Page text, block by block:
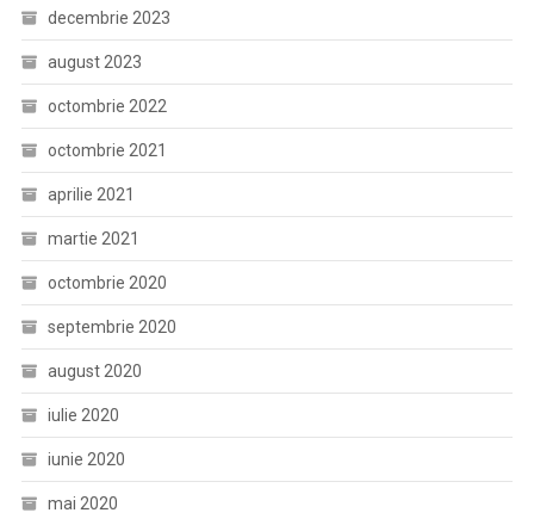
decembrie 2023
august 2023
octombrie 2022
octombrie 2021
aprilie 2021
martie 2021
octombrie 2020
septembrie 2020
august 2020
iulie 2020
iunie 2020
mai 2020